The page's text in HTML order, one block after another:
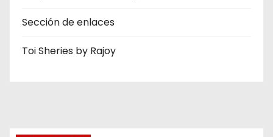
Sección de enlaces
Toi Sheries by Rajoy